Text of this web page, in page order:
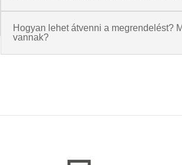
Hogyan lehet átvenni a megrendelést?
vannak?